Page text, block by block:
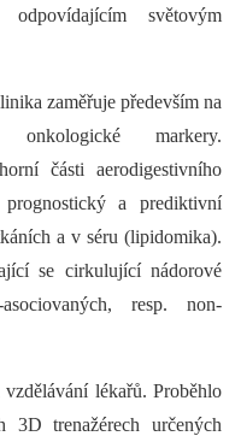
odpovídajícím světovým
zaměřuje především na
markery.
části aerodigestivního
a prediktivní
a v séru (lipidomika).
se cirkulující nádorové
resp. non-
lékařů. Proběhlo
trenažérech určených